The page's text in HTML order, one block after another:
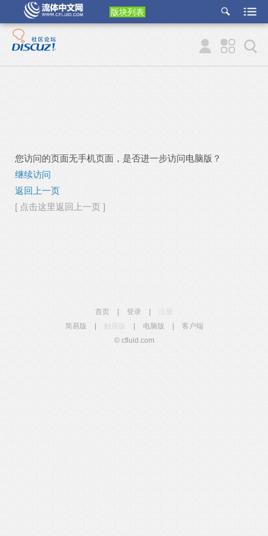
版块列表
etu
p
您访问的页面无手机页面，是否进一步访问电脑版？
继续访问
返回上一页
[ 点击这里返回上一页 ]
首页 登录
简易版
触屏版 电脑版
客户端
© cfluid.com